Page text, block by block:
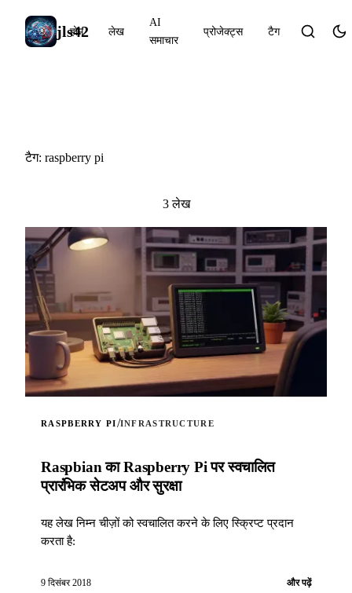
jls42
होम लेख
AI
समाचार
प्रोजेक्ट्स टैग
टैग: raspberry pi
3 लेख
RASPBERRY PI/INFRASTRUCTURE
Raspbian का Raspberry Pi पर स्वचालित
प्रारंभिक सेटअप और सुरक्षा
यह लेख निम्न चीज़ों को स्वचालित करने के लिए स्क्रिप्ट प्रदान
करता है:
9 दिसंबर 2018 और पढ़ें